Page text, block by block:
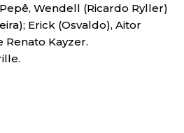
Wendell (Ricardo Ryller)
Erick (Osvaldo), Aitor
Renato Kayzer.